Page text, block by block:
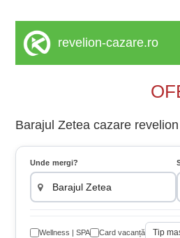
revelion-cazare.ro
Barajul Zetea cazare
Unde mergi?
Wellness | SPA Card vacanță Tip